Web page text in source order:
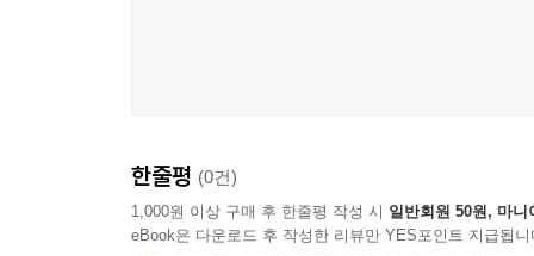
한줄평 (0건)
1,000원 이상 구매 후 한줄평 작성 시 일반회원 50원, 마니
eBook은 다운로드 후 작성한 리뷰만 YES포인트 지급됩니